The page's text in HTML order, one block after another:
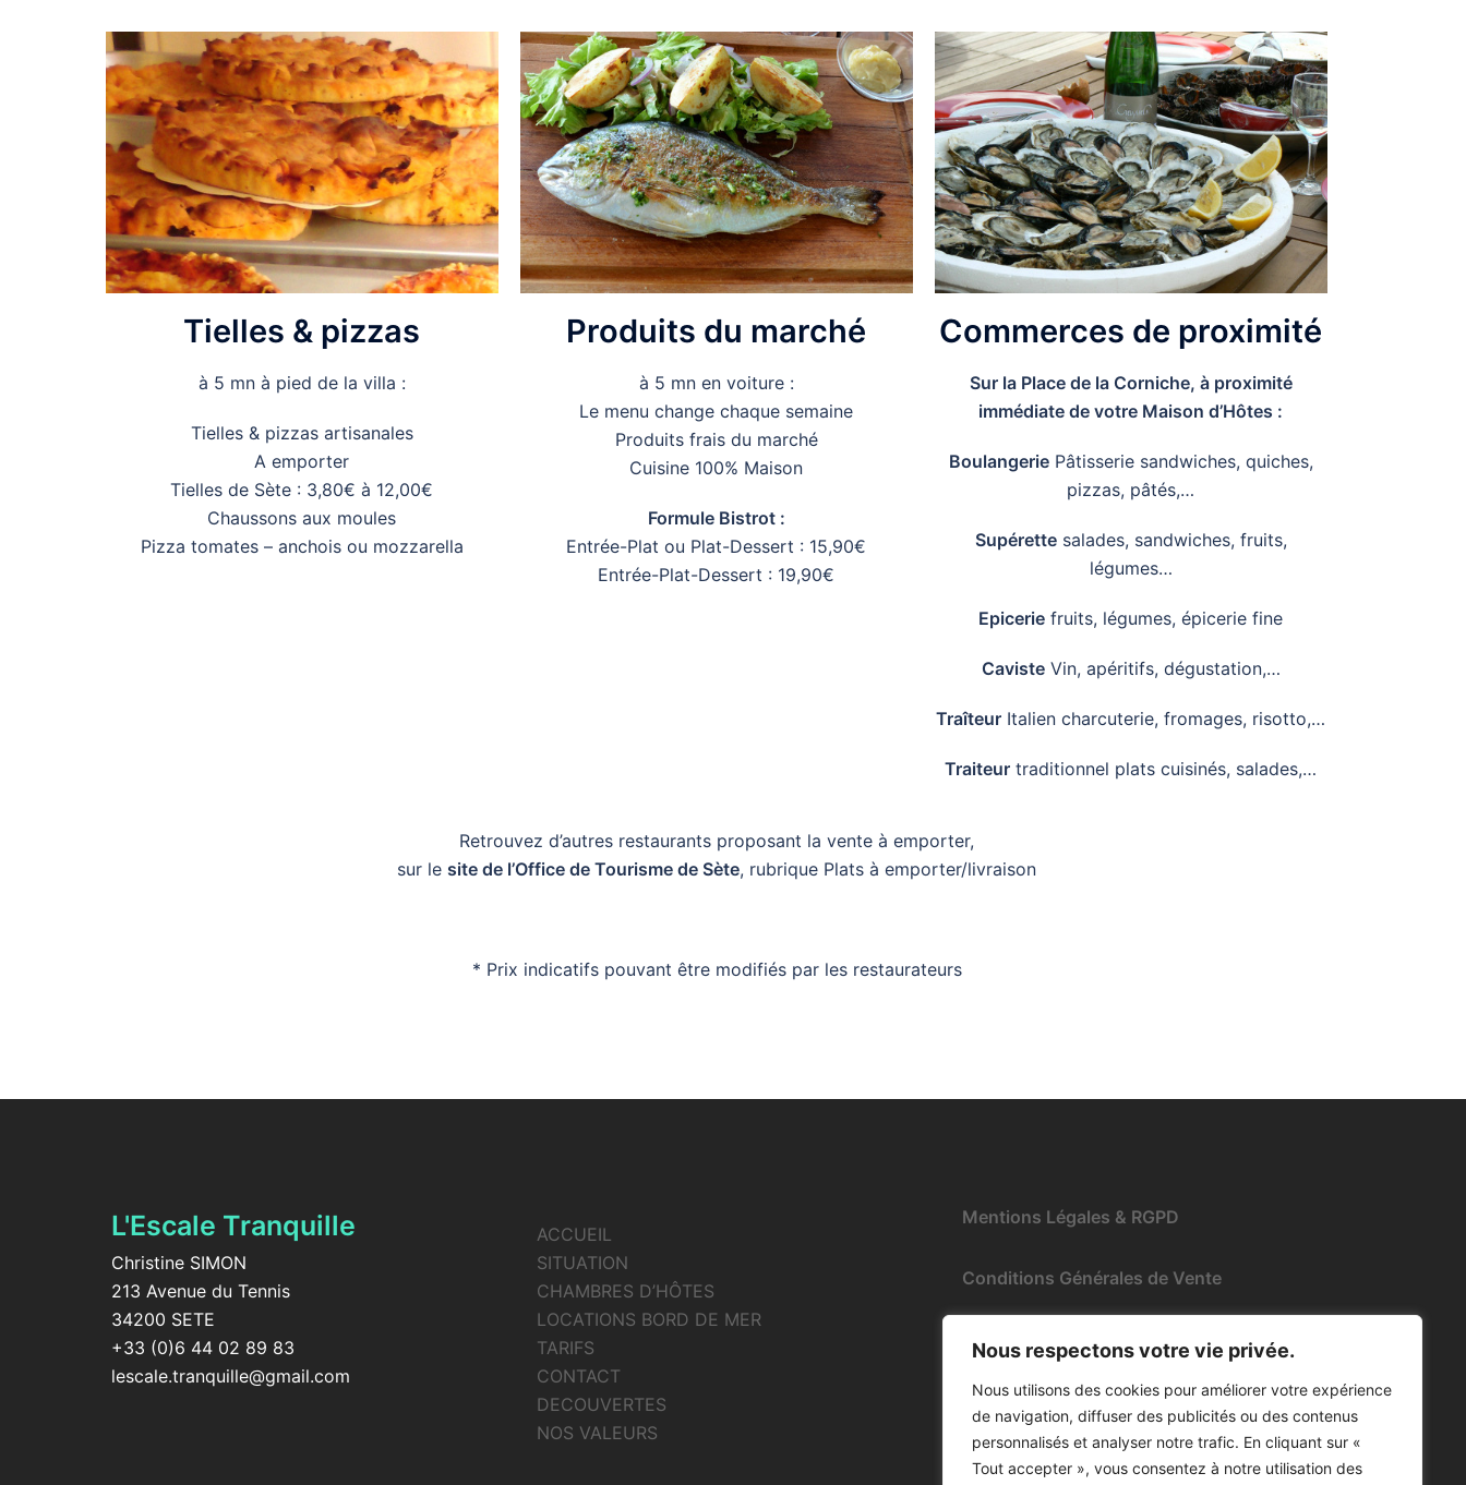
Nous respectons votre vie privée.
Nous utilisons des cookies pour améliorer votre expérience
de navigation, diffuser des publicités ou des contenus
personnalisés et analyser notre trafic. En cliquant sur «
Tout accepter », vous consentez à notre utilisation des
Tielles & pizzas
à 5 mn à pied de la villa :
Tielles & pizzas artisanales
A emporter
Tielles de Sète : 3,80€ à 12,00€
Chaussons aux moules
Pizza tomates – anchois ou mozzarella
Produits du marché
à 5 mn en voiture :
Le menu change chaque semaine
Produits frais du marché
Cuisine 100% Maison
Formule Bistrot :
Entrée-Plat ou Plat-Dessert : 15,90€
Entrée-Plat-Dessert : 19,90€
Commerces de proximité
Sur la Place de la Corniche, à proximité
immédiate de votre Maison d’Hôtes :
BoulangeriePâtisserie sandwiches, quiches,
pizzas, pâtés,…
Supérettesalades, sandwiches, fruits,
légumes…
Epicerie fruits, légumes, épicerie fine
CavisteVin, apéritifs, dégustation,…
Traîteur Italien charcuterie, fromages, risotto,…
Traiteur traditionnel plats cuisinés, salades,…
Retrouvez d’autres restaurants proposant la vente à emporter,
sur le site de l’Office de Tourisme de Sète, rubrique Plats à emporter/livraison
* Prix indicatifs pouvant être modifiés par les restaurateurs
L'Escale Tranquille
Christine SIMON
213 Avenue du Tennis
34200 SETE
+33 (0)6 44 02 89 83
lescale.tranquille@gmail.com
ACCUEIL
SITUATION
CHAMBRES D’HÔTES
LOCATIONS BORD DE MER
TARIFS
CONTACT
DECOUVERTES
NOS VALEURS
Mentions Légales & RGPD
Conditions Générales de Vente